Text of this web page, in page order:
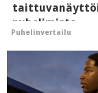
puhelimista
supersuosittuja
Puhelinvertailu